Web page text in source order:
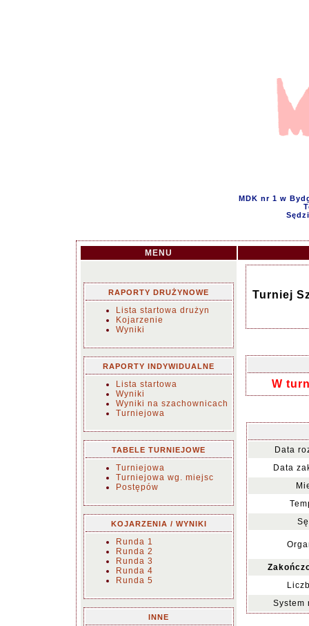
MDK nr 1 w
MENU
RAPORTY DRUŻYNOWE
Lista startowa drużyn
Kojarzenie
Wyniki
RAPORTY INDYWIDUALNE
Lista startowa
Wyniki
Wyniki na szachownicach
Turniejowa
TABELE TURNIEJOWE
Turniejowa
Turniejowa wg. miejsc
Postępów
KOJARZENIA / WYNIKI
Runda 1
Runda 2
Runda 3
Runda 4
Runda 5
INNE
Turniej
W
Data
Data
System